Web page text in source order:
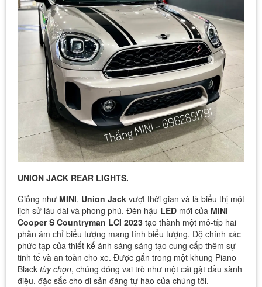
UNION JACK REAR LIGHTS.
Giống như MINI, Union Jack vượt thời gian và là biểu thị một
lịch sử lâu dài và phong phú. Đèn hậu LED mới của MINI
Cooper S Countryman LCI 2023 tạo thành một mô-típ hai
phần ám chỉ biểu tượng mang tính biểu tượng. Độ chính xác
phức tạp của thiết kế ánh sáng sáng tạo cung cấp thêm sự
tinh tế và an toàn cho xe. Được gắn trong một khung Piano
Black tùy chọn, chúng đóng vai trò như một cái gật đầu sành
điệu, đặc sắc cho di sản đáng tự hào của chúng tôi.